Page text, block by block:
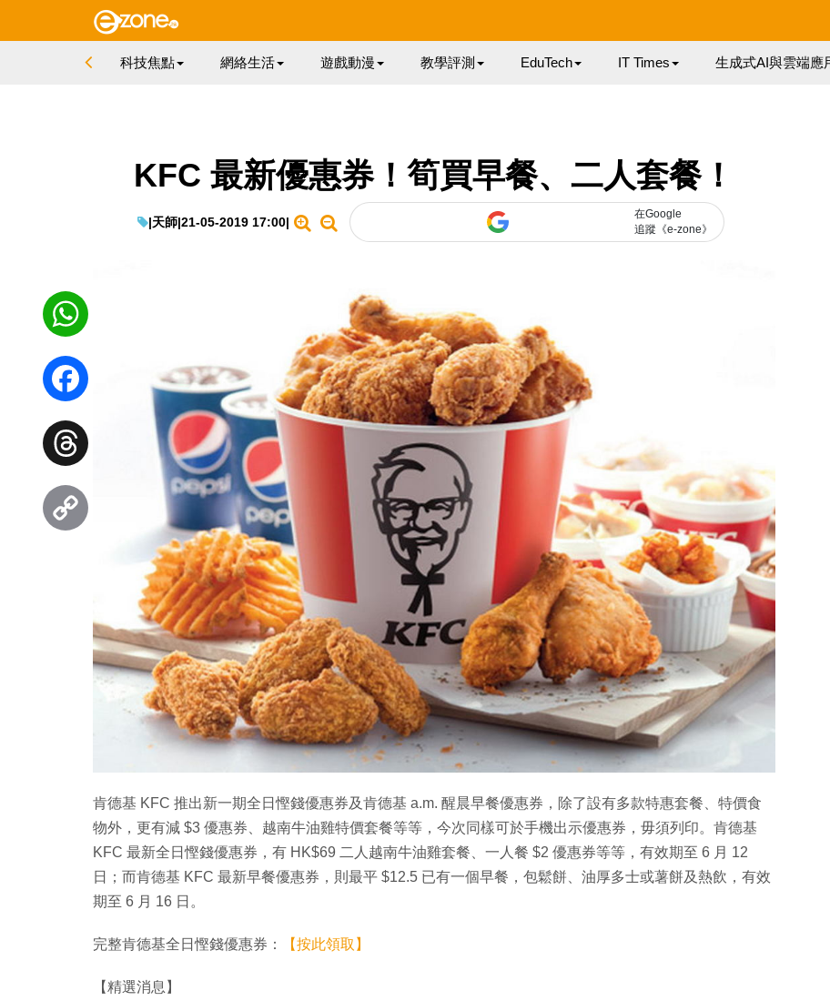
科技焦點 網絡生活 遊戲動漫 教學評測 EduTech IT Times 生成式AI與雲端應
KFC 最新優惠券！筍買早餐、二人套餐！
|天師|21-05-2019 17:00|
在Google
追蹤《e-zone》
肯德基 KFC 推出新一期全日慳錢優惠券及肯德基 a.m. 醒晨早餐優惠券，除了設有多款特惠套餐、特價食
物外，更有減 $3 優惠券、越南牛油雞特價套餐等等，今次同樣可於手機出示優惠券，毋須列印。肯德基
KFC 最新全日慳錢優惠券，有 HK$69 二人越南牛油雞套餐、一人餐 $2 優惠券等等，有效期至 6 月 12
日；而肯德基 KFC 最新早餐優惠券，則最平 $12.5 已有一個早餐，包鬆餅、油厚多士或薯餅及熱飲，有效
期至 6 月 16 日。
完整肯德基全日慳錢優惠券： 【按此領取】
【精選消息】
WhatsApp
Facebook
Threads